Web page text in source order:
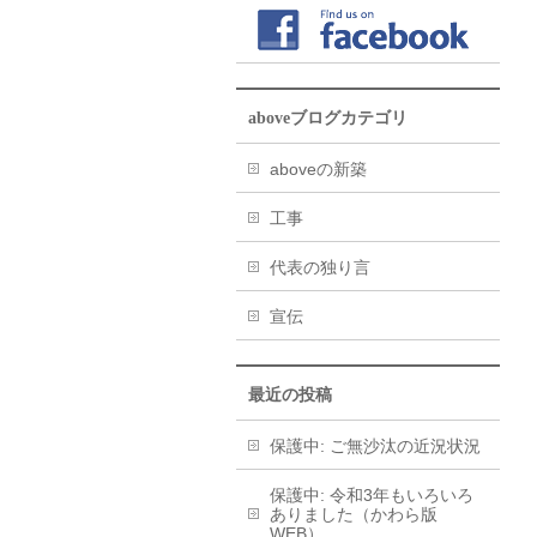
aboveブログカテゴリ
aboveの新築
工事
代表の独り言
宣伝
最近の投稿
保護中: ご無沙汰の近況状況
保護中: 令和3年もいろいろ
ありました（かわら版